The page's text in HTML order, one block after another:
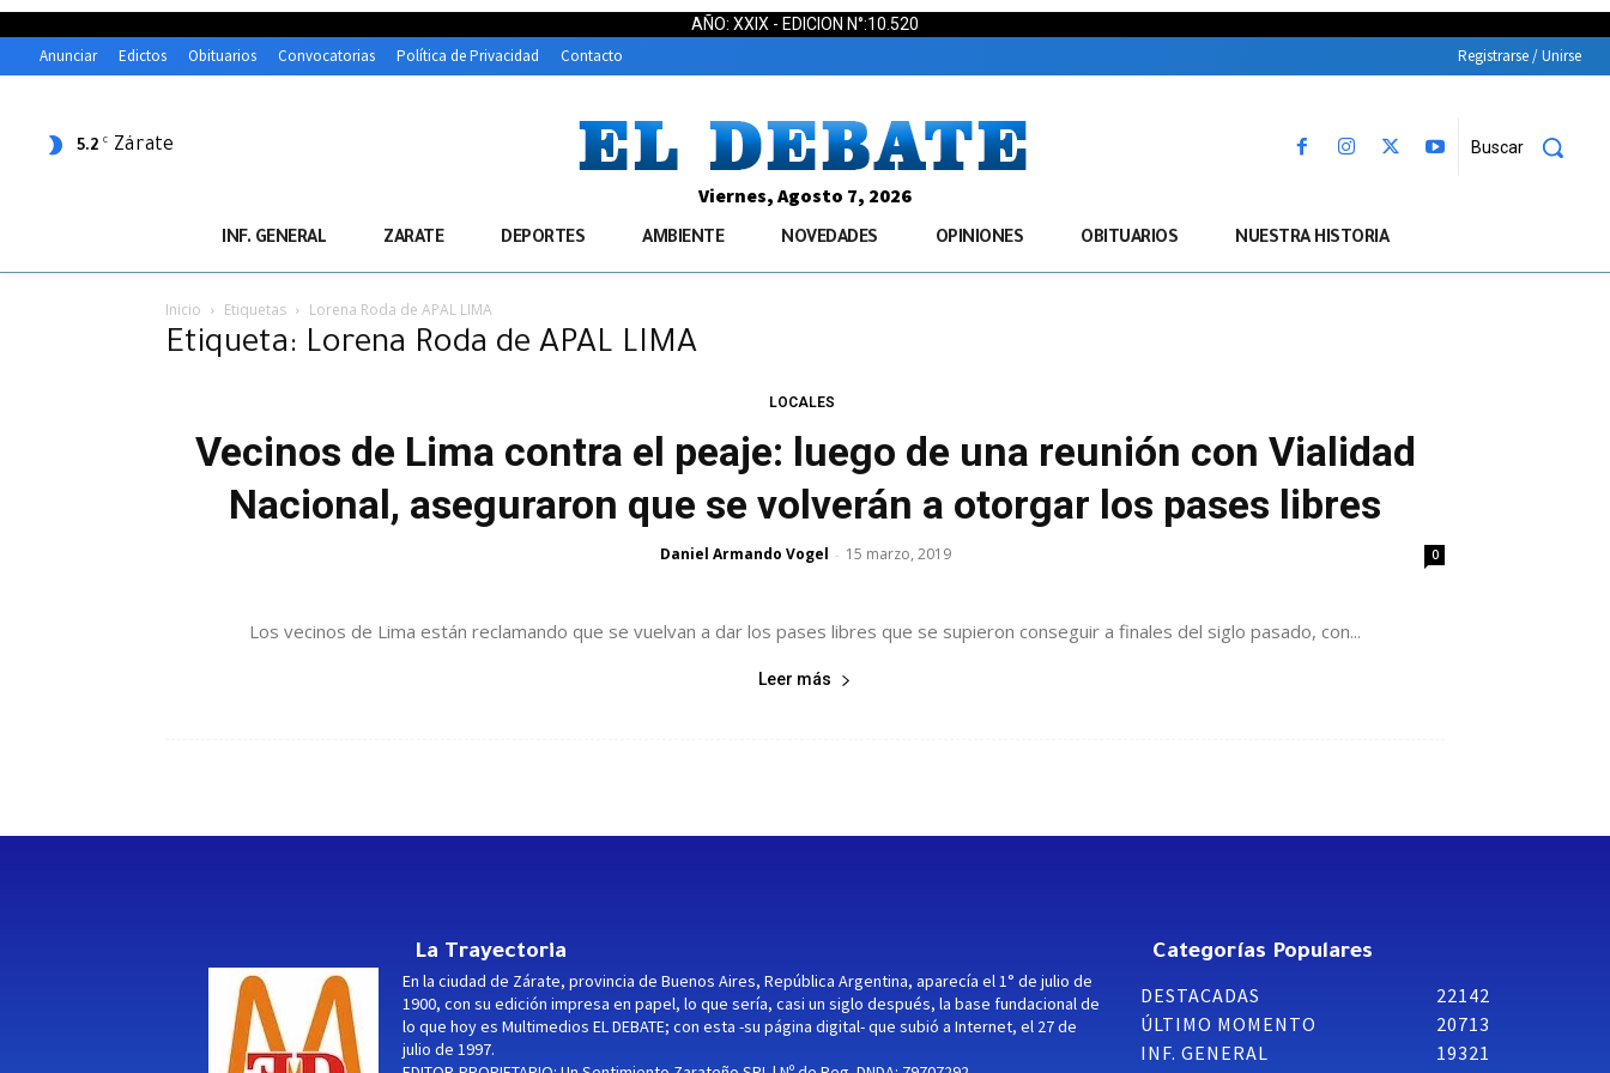
AÑO: XXIX - EDICION N°:10.520
Anunciar Edictos Obituarios Convocatorias Política de Privacidad Contacto Registrarse / Unirse
5.2 C Zárate Buscar
Viernes, Agosto 7, 2026
INF. GENERAL ZARATE DEPORTES AMBIENTE NOVEDADES OPINIONES OBITUARIOS NUESTRA HISTORIA
Inicio Etiquetas Lorena Roda de APAL LIMA
Etiqueta: Lorena Roda de APAL LIMA
LOCALES
Vecinos de Lima contra el peaje: luego de una reunión con Vialidad
Nacional, aseguraron que se volverán a otorgar los pases libres
Daniel Armando Vogel - 15 marzo, 2019 0
Los vecinos de Lima están reclamando que se vuelvan a dar los pases libres que se supieron conseguir a finales del siglo pasado, con...
Leer más
La Trayectoria
En la ciudad de Zárate, provincia de Buenos Aires, República Argentina, aparecía el 1° de julio de
1900, con su edición impresa en papel, lo que sería, casi un siglo después, la base fundacional de
lo que hoy es Multimedios EL DEBATE; con esta -su página digital- que subió a Internet, el 27 de
julio de 1997.
Categorías Populares
DESTACADAS
22142
ÚLTIMO MOMENTO
20713
INF. GENERAL
19321